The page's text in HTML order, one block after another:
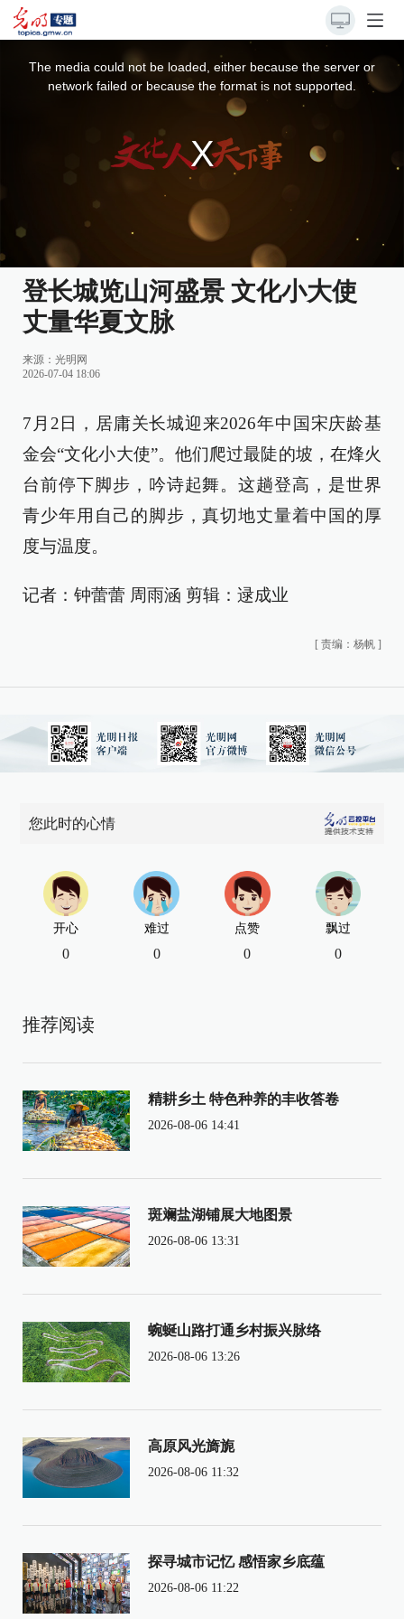
The media could not be loaded, either because the server or
network failed or because the format is not supported.
登长城览山河盛景 文化小大使
丈量华夏文脉
来源： 光明网
2026-07-04 18:06
7月2日，居庸关长城迎来2026年中国宋庆龄基
金会“文化小大使”。他们爬过最陡的坡，在烽火
台前停下脚步，吟诗起舞。这趟登高，是世界
青少年用自己的脚步，真切地丈量着中国的厚
度与温度。
记者：钟蕾蕾 周雨涵 剪辑：逯成业
[ 责编：杨帆 ]
您此时的心情
开心
0
难过
0
点赞
0
飘过
0
推荐阅读
精耕乡土 特色种养的丰收答卷
2026-08-06 14:41
斑斓盐湖铺展大地图景
2026-08-06 13:31
蜿蜒山路打通乡村振兴脉络
2026-08-06 13:26
高原风光旖旎
2026-08-06 11:32
探寻城市记忆 感悟家乡底蕴
2026-08-06 11:22